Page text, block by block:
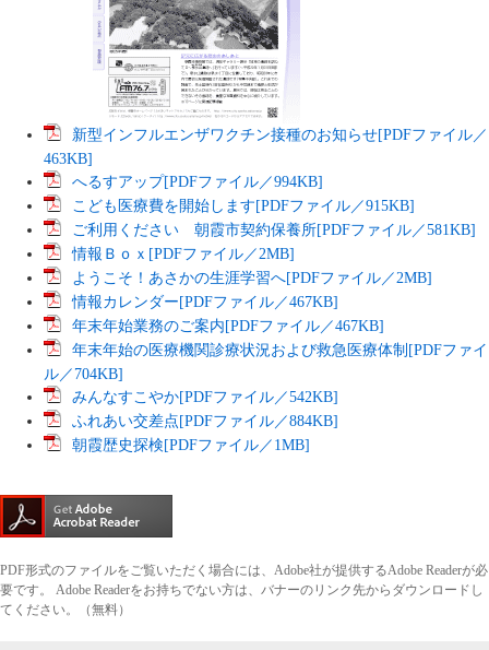
新型インフルエンザワクチン接種のお知らせ[PDFファイル／
463KB]
へるすアップ[PDFファイル／994KB]
こども医療費を開始します[PDFファイル／915KB]
ご利用ください 朝霞市契約保養所[PDFファイル／581KB]
情報Ｂｏｘ[PDFファイル／2MB]
ようこそ！あさかの生涯学習へ[PDFファイル／2MB]
情報カレンダー[PDFファイル／467KB]
年末年始業務のご案内[PDFファイル／467KB]
年末年始の医療機関診療状況および救急医療体制[PDFファイ
ル／704KB]
みんなすこやか[PDFファイル／542KB]
ふれあい交差点[PDFファイル／884KB]
朝霞歴史探検[PDFファイル／1MB]
PDF形式のファイルをご覧いただく場合には、Adobe社が提供するAdobe Readerが必
要です。
Adobe Readerをお持ちでない方は、バナーのリンク先からダウンロードし
てください。（無料）